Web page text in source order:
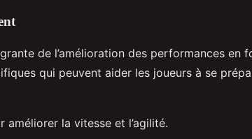
de l’amélioration des performances en
qui peuvent aider les joueurs à se
améliorer la vitesse et l’agilité.